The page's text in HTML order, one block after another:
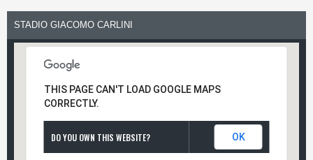
STADIO GIACOMO CARLINI
THIS PAGE CAN'T LOAD GOOGLE MAPS
CORRECTLY.
DO YOU OWN THIS WEBSITE? OK